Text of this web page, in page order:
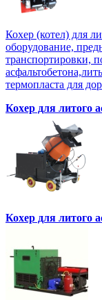
Кохер (котел) для
оборудование,
транспортировки,
термопласта для
Кохер для литого
Кохер для литого